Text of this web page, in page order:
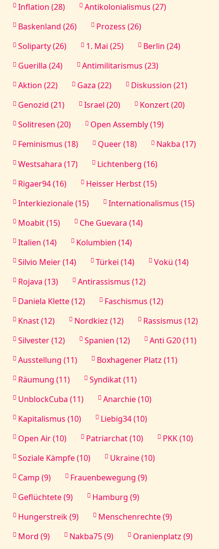
Inflation (28)
Antikolonialismus (27)
Baskenland (26)
Prozess (26)
Soliparty (26)
1. Mai (25)
Berlin (24)
Guerilla (24)
Antimilitarismus (23)
Aktion (22)
Gaza (22)
Diskussion (21)
Genozid (21)
Israel (20)
Konzert (20)
Solitresen (20)
Open Assembly (19)
Feminismus (18)
Queer (18)
Nakba (17)
Westsahara (17)
Lichtenberg (16)
Rigaer94 (16)
Heisser Herbst (15)
Interkiezionale (15)
Internationalismus (15)
Moabit (15)
Che Guevara (14)
Italien (14)
Kolumbien (14)
Silvio Meier (14)
Türkei (14)
Vokü (14)
Rojava (13)
Antirassismus (12)
Daniela Klette (12)
Faschismus (12)
Knast (12)
Nordkiez (12)
Rassismus (12)
Silvester (12)
Spanien (12)
Anti G20 (11)
Ausstellung (11)
Boxhagener Platz (11)
Räumung (11)
Syndikat (11)
UnblockCuba (11)
Anarchie (10)
Kapitalismus (10)
Liebig34 (10)
Open Air (10)
Patriarchat (10)
PKK (10)
Soziale Kämpfe (10)
Ukraine (10)
Camp (9)
Frauenbewegung (9)
Geflüchtete (9)
Hamburg (9)
Hungerstreik (9)
Menschenrechte (9)
Mord (9)
Nakba75 (9) Oranienplatz (9)